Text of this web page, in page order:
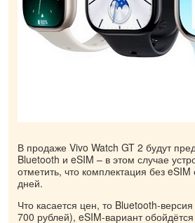
В продаже Vivo Watch GT 2 будут
Bluetooth и eSIM – в этом случае
отметить, что комплектация без
дней.
​Что касается цен, то Bluetooth-
700 рублей), eSIM-вариант